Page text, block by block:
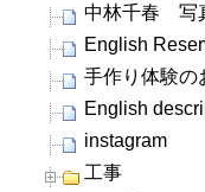
中林千春 写
English
手作り体験の
English
instagram
工事